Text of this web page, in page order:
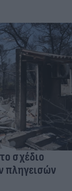
σχέδιο
πληγεισών